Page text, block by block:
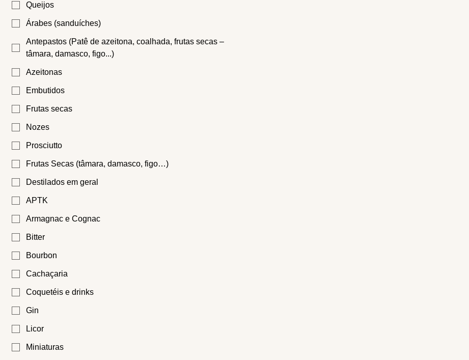
Queijos
Árabes (sanduíches)
Antepastos (Patê de azeitona, coalhada, frutas secas –
tâmara, damasco, figo...)
Azeitonas
Embutidos
Frutas secas
Nozes
Prosciutto
Frutas Secas (tâmara, damasco, figo…)
Destilados em geral
APTK
Armagnac e Cognac
Bitter
Bourbon
Cachaçaria
Coquetéis e drinks
Gin
Licor
Miniaturas